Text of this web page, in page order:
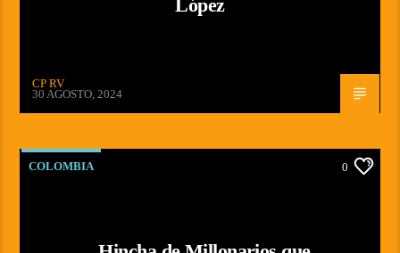
López
CP RV
30 AGOSTO, 2024
COLOMBIA 0